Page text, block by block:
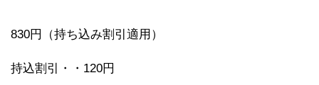
830円（持ち込み割引適用）
持込割引・・120円